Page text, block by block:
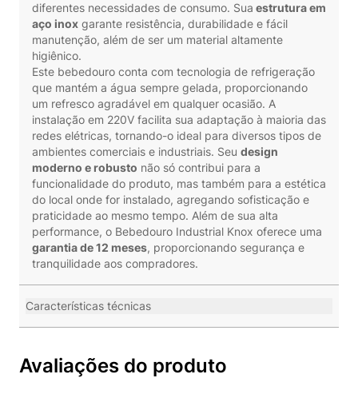
diferentes necessidades de consumo. Sua estrutura em
aço inox garante resistência, durabilidade e fácil
manutenção, além de ser um material altamente
higiênico.
Este bebedouro conta com tecnologia de refrigeração
que mantém a água sempre gelada, proporcionando
um refresco agradável em qualquer ocasião. A
instalação em 220V facilita sua adaptação à maioria das
redes elétricas, tornando-o ideal para diversos tipos de
ambientes comerciais e industriais. Seu design
moderno e robusto não só contribui para a
funcionalidade do produto, mas também para a estética
do local onde for instalado, agregando sofisticação e
praticidade ao mesmo tempo. Além de sua alta
performance, o Bebedouro Industrial Knox oferece uma
garantia de 12 meses, proporcionando segurança e
tranquilidade aos compradores.
Características técnicas
Avaliações do produto